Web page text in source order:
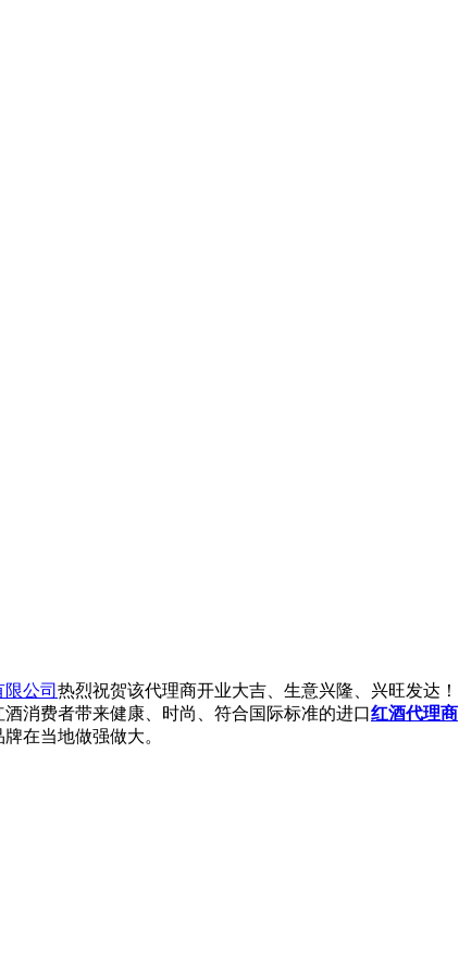
公司 热烈祝贺该代理商开业大吉、生意兴隆、兴旺发达！
消费者带来健康、时尚、符合国际标准的进口红酒代理商
在当地做强做大。